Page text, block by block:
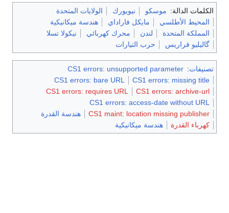
الكلمات الدالة: موسكو نيويورك
الولايات المتحدة
المحيط الأطلسي
مايكل فاراداي
هندسة ميكانيكية
المملكة المتحدة
لندن محرك كهربائي
نيكولا تسلا
گاليليو فراريس
حرب التيارات
تصنيفات:
CS1 errors: unsupported parameter
CS1 errors: missing title
CS1 errors: bare URL
CS1 errors: archive-url
CS1 errors: requires URL
CS1 errors: access-date without URL
CS1 maint: location missing publisher
هندسة القدرة
كهرباء القدرة
هندسة ميكانيكية